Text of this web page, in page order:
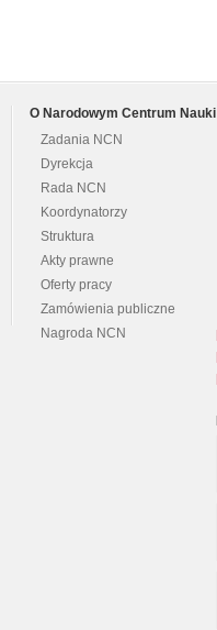
O Narodowym Centrum Nauki
Zadania NCN
Dyrekcja
Rada NCN
Koordynatorzy
Struktura
Akty prawne
Oferty pracy
Zamówienia publiczne
Nagroda NCN